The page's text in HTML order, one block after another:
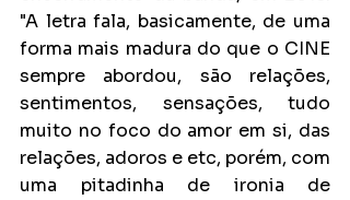
"A letra fala, basicamente, de uma
forma mais madura do que o CINE
sempre abordou, são relações,
sentimentos, sensações, tudo
muito no foco do amor em si, das
relações, adoros e etc, porém, com
uma pitadinha de ironia de